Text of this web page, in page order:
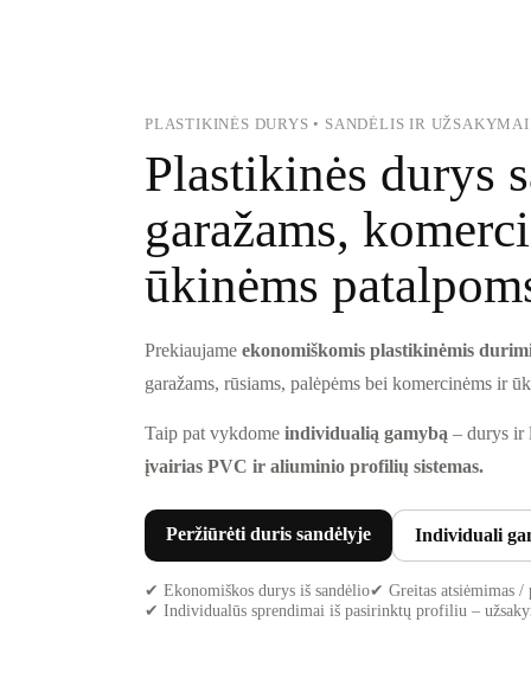
PLASTIKINĖS DURYS • SANDĖLIS IR UŽSAKYMAI
Plastikinės durys
garažams,
ūkinėms
Prekiaujame ekonomiškomis plastikinėmis
garažams, rūsiams, palėpėms bei komercinėms ir
Taip pat vykdome individualią gamybą – durys ir
įvairias PVC ir aliuminio profilių sistemas.
Peržiūrėti duris sandėlyje Individuali
✔ Ekonomiškos durys iš sandėlio✔ Greitas atsiėmimas /
✔ Individualūs sprendimai iš pasirinktų profiliu –